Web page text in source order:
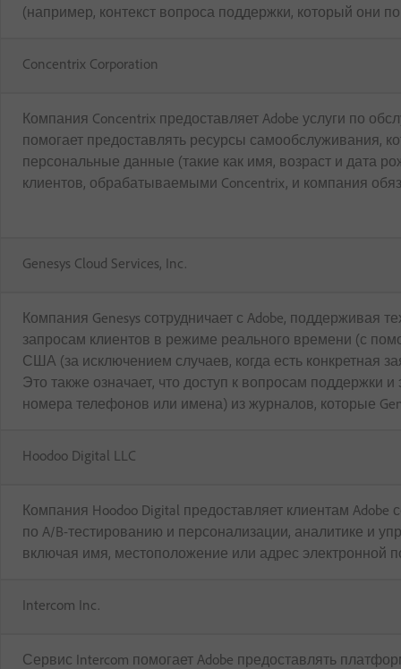
(например, контекст вопроса поддержки, который они
Concentrix Corporation
Компания Concentrix предоставляет Adobe услуги по
помогает предоставлять ресурсы самообслуживания,
персональные данные (такие как имя, возраст и дата
клиентов, обрабатываемыми Concentrix, и компания
Genesys Cloud Services, Inc.
Компания Genesys сотрудничает с Adobe,
запросам клиентов в режиме реального времени (с
США (за исключением случаев, когда есть конкретная
Это также означает, что доступ к вопросам поддержки
номера телефонов или имена) из журналов, которые
Hoodoo Digital LLC
Компания Hoodoo Digital предоставляет клиентам
по A/B-тестированию и персонализации, аналитике и
включая имя, местоположение или адрес электронной
Intercom Inc.
Сервис Intercom помогает Adobe предоставлять